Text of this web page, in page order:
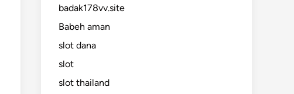
badak178vv.site
Babeh aman
slot dana
slot
slot thailand